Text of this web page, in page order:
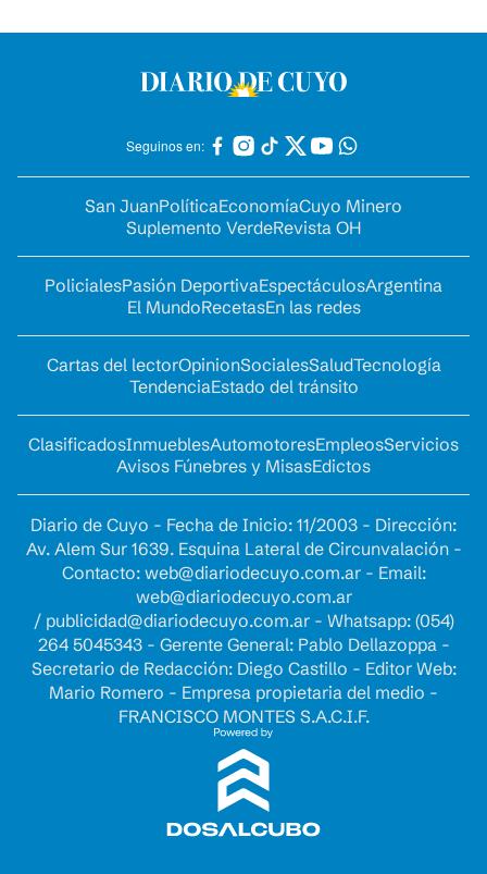
Seguinos en:
San JuanPolíticaEconomíaCuyo Minero
Suplemento VerdeRevista OH
PolicialesPasión DeportivaEspectáculosArgentina
El MundoRecetasEn las redes
Cartas del lectorOpinionSocialesSaludTecnología
TendenciaEstado del tránsito
ClasificadosInmueblesAutomotoresEmpleosServicios
Avisos Fúnebres y MisasEdictos
Diario de Cuyo - Fecha de Inicio: 11/2003 - Dirección:
Av. Alem Sur 1639. Esquina Lateral de Circunvalación -
Contacto: web@diariodecuyo.com.ar- Email:
web@diariodecuyo.com.ar
/ publicidad@diariodecuyo.com.ar- Whatsapp: (054)
264 5045343 - Gerente General: Pablo Dellazoppa -
Secretario de Redacción: Diego Castillo - Editor Web:
Mario Romero - Empresa propietaria del medio -
FRANCISCO MONTES S.A.C.I.F.